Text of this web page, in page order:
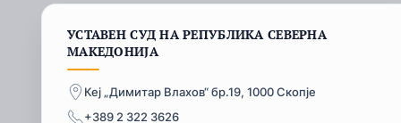
УСТАВЕН СУД НА РЕПУБЛИКА СЕВЕРНА
МАКЕДОНИЈА
Кеј „Димитар Влахов“ бр.19, 1000 Скопје
+389 2 322 3626